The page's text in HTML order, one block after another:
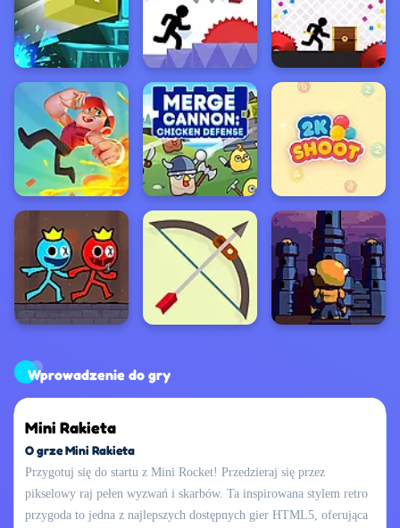
Wprowadzenie do gry
Mini Rakieta
O grze Mini Rakieta
Przygotuj się do startu z Mini Rocket! Przedzieraj się przez
pikselowy raj pełen wyzwań i skarbów. Ta inspirowana stylem retro
przygoda to jedna z najlepszych dostępnych gier HTML5, oferująca